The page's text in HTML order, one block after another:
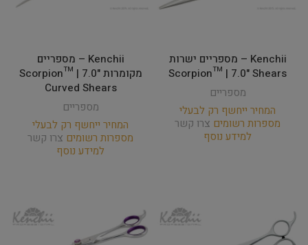
Kenchii – מספריים ישרות
Scorpion™ | 7.0" Shears
מספריים
המחיר ייחשף רק לבעלי
מספרות רשומים צרו קשר
למידע נוסף
Kenchii – מספריים
מקומרות Scorpion™ | 7.0"
Curved Shears
מספריים
המחיר ייחשף רק לבעלי
מספרות רשומים צרו קשר
למידע נוסף